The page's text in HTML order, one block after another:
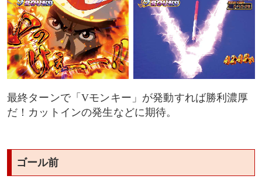
最終ターンで「Vモンキー」が発動すれば勝利濃厚
だ！カットインの発生などに期待。
ゴール前